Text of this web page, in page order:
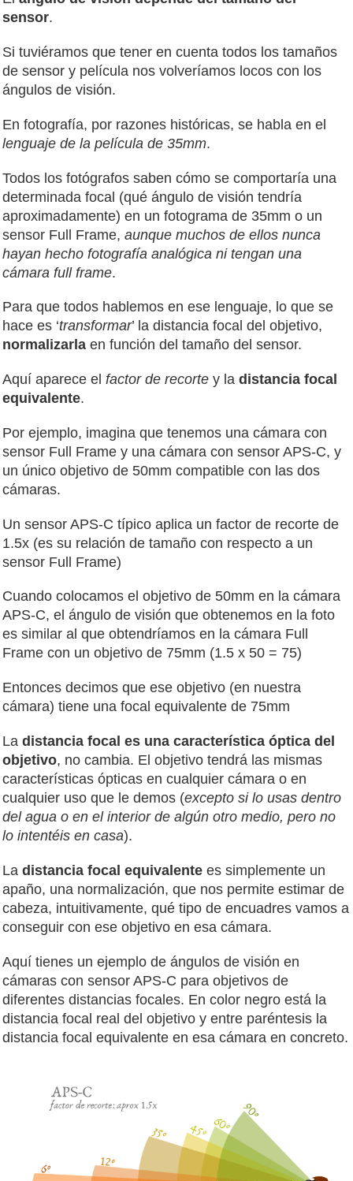
sensor.
Si tuviéramos que tener en cuenta todos los tamaños
de sensor y película nos volveríamos locos con los
ángulos de visión.
En fotografía, por razones históricas, se habla en el
lenguaje de la película de 35mm.
Todos los fotógrafos saben cómo se comportaría una
determinada focal (qué ángulo de visión tendría
aproximadamente) en un fotograma de 35mm o un
sensor Full Frame,aunque muchos de ellos nunca
hayan hecho fotografía analógica ni tengan una
cámara full frame.
Para que todos hablemos en ese lenguaje, lo que se
hace es ‘transformar’ la distancia focal del objetivo,
normalizarla en función del tamaño del sensor.
Aquí aparece elfactor de recorte y ladistancia focal
equivalente.
Por ejemplo, imagina que tenemos una cámara con
sensor Full Frame y una cámara con sensor APS-C, y
un único objetivo de 50mm compatible con las dos
cámaras.
Un sensor APS-C típico aplica un factor de recorte de
1.5x (es su relación de tamaño con respecto a un
sensor Full Frame)
Cuando colocamos el objetivo de 50mm en la cámara
APS-C, el ángulo de visión que obtenemos en la foto
es similar al que obtendríamos en la cámara Full
Frame con un objetivo de 75mm (1.5 x 50 = 75)
Entonces decimos que ese objetivo (en nuestra
cámara) tiene una focal equivalente de 75mm
Ladistancia focal es una característica óptica del
objetivo, no cambia. El objetivo tendrá las mismas
características ópticas en cualquier cámara o en
cualquier uso que le demos (excepto si lo usas dentro
del agua o en el interior de algún otro medio, pero no
lo intentéis en casa).
Ladistancia focal equivalente es simplemente un
apaño, una normalización, que nos permite estimar de
cabeza, intuitivamente, qué tipo de encuadres vamos a
conseguir con ese objetivo en esa cámara.
Aquí tienes un ejemplo de ángulos de visión en
cámaras con sensor APS-C para objetivos de
diferentes distancias focales. En color negro está la
distancia focal real del objetivo y entre paréntesis la
distancia focal equivalente en esa cámara en concreto.